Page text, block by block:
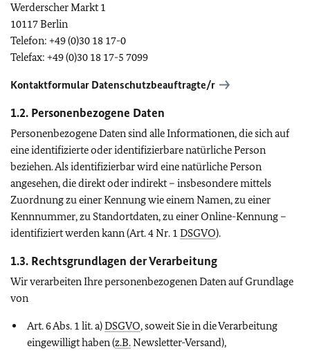
Werderscher Markt 1
10117 Berlin
Telefon: +49 (0)30 18 17-0
Telefax: +49 (0)30 18 17-5 7099
Kontaktformular Datenschutzbeauftragte/r
1.2. Personenbezogene Daten
Personenbezogene Daten sind alle Informationen, die sich auf
eine identifizierte oder identifizierbare natürliche Person
beziehen. Als identifizierbar wird eine natürliche Person
angesehen, die direkt oder indirekt – insbesondere mittels
Zuordnung zu einer Kennung wie einem Namen, zu einer
Kennnummer, zu Standortdaten, zu einer Online-Kennung –
identifiziert werden kann (Art. 4 Nr. 1 DSGVO).
1.3. Rechtsgrundlagen der Verarbeitung
Wir verarbeiten Ihre personenbezogenen Daten auf Grundlage
von
Art. 6 Abs. 1 lit. a)DSGVO, soweit Sie in die Verarbeitung
eingewilligt haben (z.B.Newsletter-Versand),